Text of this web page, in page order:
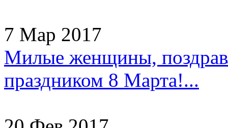
7 Мар 2017
Милые женщины,
праздником 8 Марта!...